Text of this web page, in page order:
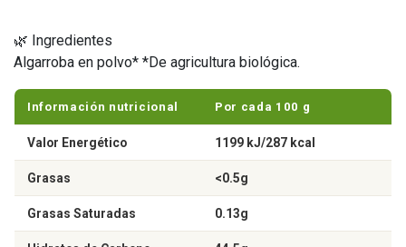
🌿 Ingredientes
Algarroba en polvo* *De agricultura biológica.
Información nutricional Por cada 100 g
Valor Energético 1199 kJ/287 kcal
Grasas <0.5g
Grasas Saturadas 0.13g